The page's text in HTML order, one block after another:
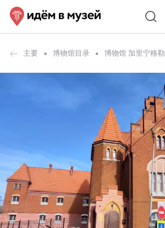
主要 博物馆目录 博物馆 加里宁格勒